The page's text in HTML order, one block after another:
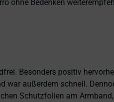
ohne Bedenken
Besonders positiv
außerdem schnell.
Schutzfolien am